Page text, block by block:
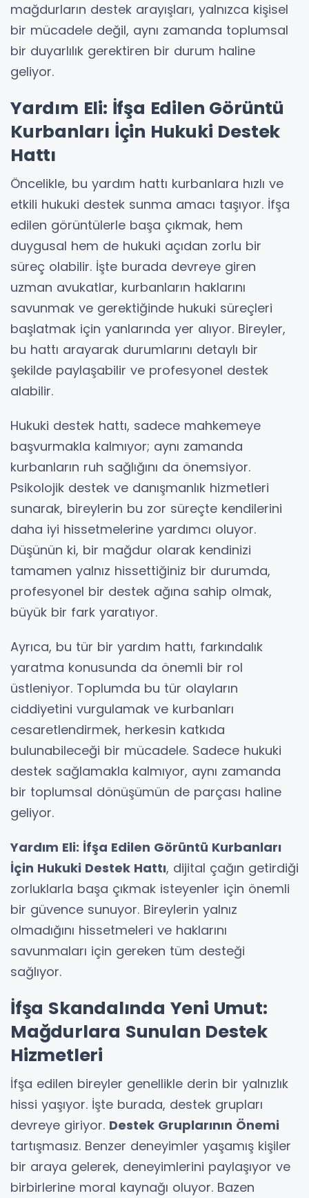
mağdurların destek arayışları, yalnızca kişisel
bir mücadele değil, aynı zamanda toplumsal
bir duyarlılık gerektiren bir durum haline
geliyor.
Yardım Eli: İfşa Edilen Görüntü
Kurbanları İçin Hukuki Destek
Hattı
Öncelikle, bu yardım hattı kurbanlara hızlı ve
etkili hukuki destek sunma amacı taşıyor. İfşa
edilen görüntülerle başa çıkmak, hem
duygusal hem de hukuki açıdan zorlu bir
süreç olabilir. İşte burada devreye giren
uzman avukatlar, kurbanların haklarını
savunmak ve gerektiğinde hukuki süreçleri
başlatmak için yanlarında yer alıyor. Bireyler,
bu hattı arayarak durumlarını detaylı bir
şekilde paylaşabilir ve profesyonel destek
alabilir.
Hukuki destek hattı, sadece mahkemeye
başvurmakla kalmıyor; aynı zamanda
kurbanların ruh sağlığını da önemsiyor.
Psikolojik destek ve danışmanlık hizmetleri
sunarak, bireylerin bu zor süreçte kendilerini
daha iyi hissetmelerine yardımcı oluyor.
Düşünün ki, bir mağdur olarak kendinizi
tamamen yalnız hissettiğiniz bir durumda,
profesyonel bir destek ağına sahip olmak,
büyük bir fark yaratıyor.
Ayrıca, bu tür bir yardım hattı, farkındalık
yaratma konusunda da önemli bir rol
üstleniyor. Toplumda bu tür olayların
ciddiyetini vurgulamak ve kurbanları
cesaretlendirmek, herkesin katkıda
bulunabileceği bir mücadele. Sadece hukuki
destek sağlamakla kalmıyor, aynı zamanda
bir toplumsal dönüşümün de parçası haline
geliyor.
Yardım Eli: İfşa Edilen Görüntü Kurbanları
İçin Hukuki Destek Hattı, dijital çağın getirdiği
zorluklarla başa çıkmak isteyenler için önemli
bir güvence sunuyor. Bireylerin yalnız
olmadığını hissetmeleri ve haklarını
savunmaları için gereken tüm desteği
sağlıyor.
İfşa Skandalında Yeni Umut:
Mağdurlara Sunulan Destek
Hizmetleri
İfşa edilen bireyler genellikle derin bir yalnızlık
hissi yaşıyor. İşte burada, destek grupları
devreye giriyor. Destek Gruplarının Önemi
tartışmasız. Benzer deneyimler yaşamış kişiler
bir araya gelerek, deneyimlerini paylaşıyor ve
birbirlerine moral kaynağı oluyor. Bazen